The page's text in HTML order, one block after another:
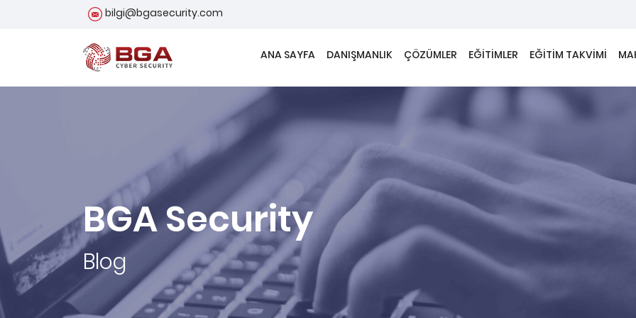
bilgi@bgasecurity.com
ANA SAYFA DANIŞMANLIK ÇÖZÜMLER EĞİTİMLER EĞİTİM TAKVİMİ
BGA Security
Blog